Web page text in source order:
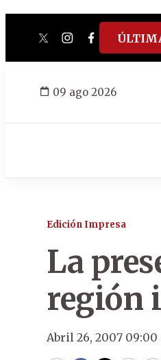
twitterinstagram
facebook
tiktok
09 ago 2026
Edición Impresa
La
región
Abril 26, 2007 09:00